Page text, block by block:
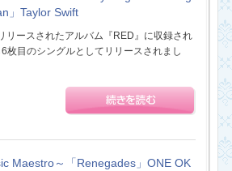
」Taylor Swift
リースされたアルバム『RED』に収録され
枚目のシングルとしてリリースされまし
Maestro～「Renegades」ONE OK